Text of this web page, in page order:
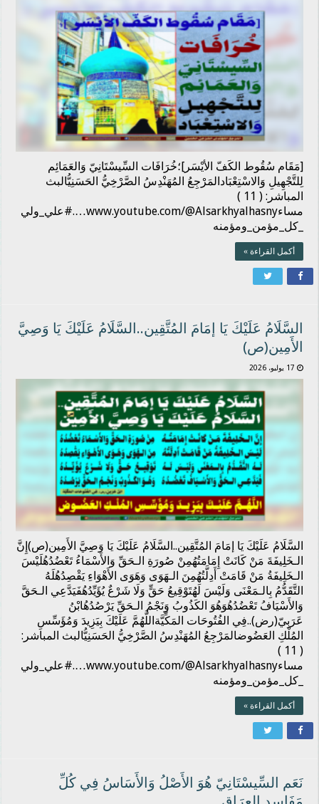
[مَقَام سُقُوط الكَفّ الأيْسَر]؛خُرَافَات السِّيسْتَانِيّ وَالعَمَائِم
لِلتَّجْهِيلِ وَالاسْتِعْبَادالمَرْجِعُ المُهَنْدِسُ الصَّرْخِيُّ الحَسَنِيُّالبث
المباشر: ( 11 )
مساءwww.youtube.com/@Alsarkhyalhasny….#علي_ولي
_كل_مؤمن_ومؤمنه
أكمل القراءة »
السَّلَامُ عَلَيْكَ يَا إمَامَ المُتَّقِين..السَّلَامُ عَلَيْكَ يَا وَصِيَّ
الأَمِين(ص)
17 يوليو، 2026
السَّلَامُ عَلَيْكَ يَا إمَامَ المُتَّقِين..السَّلَامُ عَلَيْكَ يَا وَصِيَّ الأَمِين(ص)إِنَّ
الـخَلِيفَةَ مَنْ كَانَتْ إِمَامَتُهُمِنْ صُورَةِ الـحَقِّ وَالأَسْمَاءُ تَعْضُدُهُلَيْسَ
الـخَلِيفَةُ مَنْ قَامَتْ أَدِلَّتُهُمِنَ الـهَوَى وَهَوَى الأَهْوَاءِ يَقْصِدُهُلَهُ
التَّقَدُّمُ بِالـمَعْنَى وَلَيْسَ لَهُتَوْقِيعُ حَقٍّ وَلَا شَرْعٌ يُؤَيِّدُهُفَيَدَّعِي الـحَقَّ
وَالأَسْيَافُ تَعْضُدُهُوَهُوَ الكَذُوبُ وَنَجْمُ الـحَقِّ يَرْصُدُهُابْنُ
عَرَبِيّ(رض)..فِي الفُتُوحَات المَكِّيَّةاللَّهُمَّ عَلَيْكَ بِيَزِيدَ وَمُؤَسِّسِ
المُلْكِ العَضُوضالمَرْجِعُ المُهَنْدِسُ الصَّرْخِيُّ الحَسَنِيُّالبث المباشر:
( 11 )
مساءwww.youtube.com/@Alsarkhyalhasny….#علي_ولي
_كل_مؤمن_ومؤمنه
أكمل القراءة »
نَعَم السِّيسْتَانِيّ هُوَ الأَصْلُ وَالأَسَاسُ فِي كُلِّ